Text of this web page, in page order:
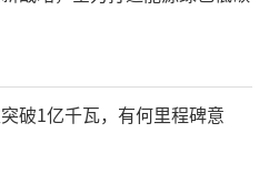
务维度，海尚海服务集
决方案，运用智能照明
破1亿千瓦，有何里程碑意